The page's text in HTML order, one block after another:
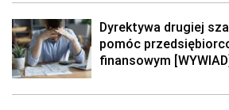
Dyrektywa drugiej
pomóc
finansowym [WYWIAD]